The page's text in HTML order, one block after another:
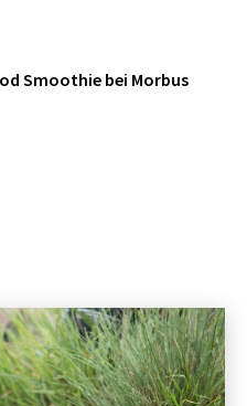
Smoothie bei Morbus